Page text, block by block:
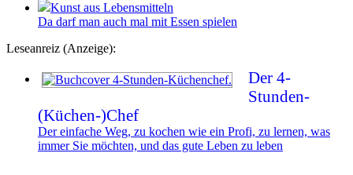
Kunst aus Lebensmitteln
Da darf man auch mal mit Essen spielen
Leseanreiz (Anzeige):
Der 4-
Stunden-
(Küchen-)Chef
Der einfache Weg, zu kochen wie ein Profi, zu lernen, was
immer Sie möchten, und das gute Leben zu leben